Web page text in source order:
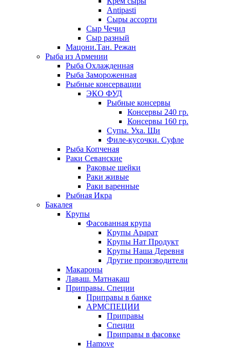
Antipasti
Сыры ассорти
Сыр Чечил
Сыр разный
Мацони.Тан. Режан
Рыба из Армении
Рыба Охлажденная
Рыба Замороженная
Рыбные консервации
ЭКО ФУД
Рыбные консервы
Консервы 240 гр.
Консервы 160 гр.
Супы. Уха. Щи
Филе-кусочки. Суфле
Рыба Копченая
Раки Севанские
Раковые шейки
Раки живые
Раки варенные
Рыбная Икра
Бакалея
Крупы
Фасованная крупа
Крупы Арарат
Крупы Нат Продукт
Крупы Наша Деревня
Другие производители
Макароны
Лаваш. Матнакаш
Приправы. Специи
Приправы в банке
АРМСПЕЦИИ
Приправы
Специи
Приправы в фасовке
Hamove